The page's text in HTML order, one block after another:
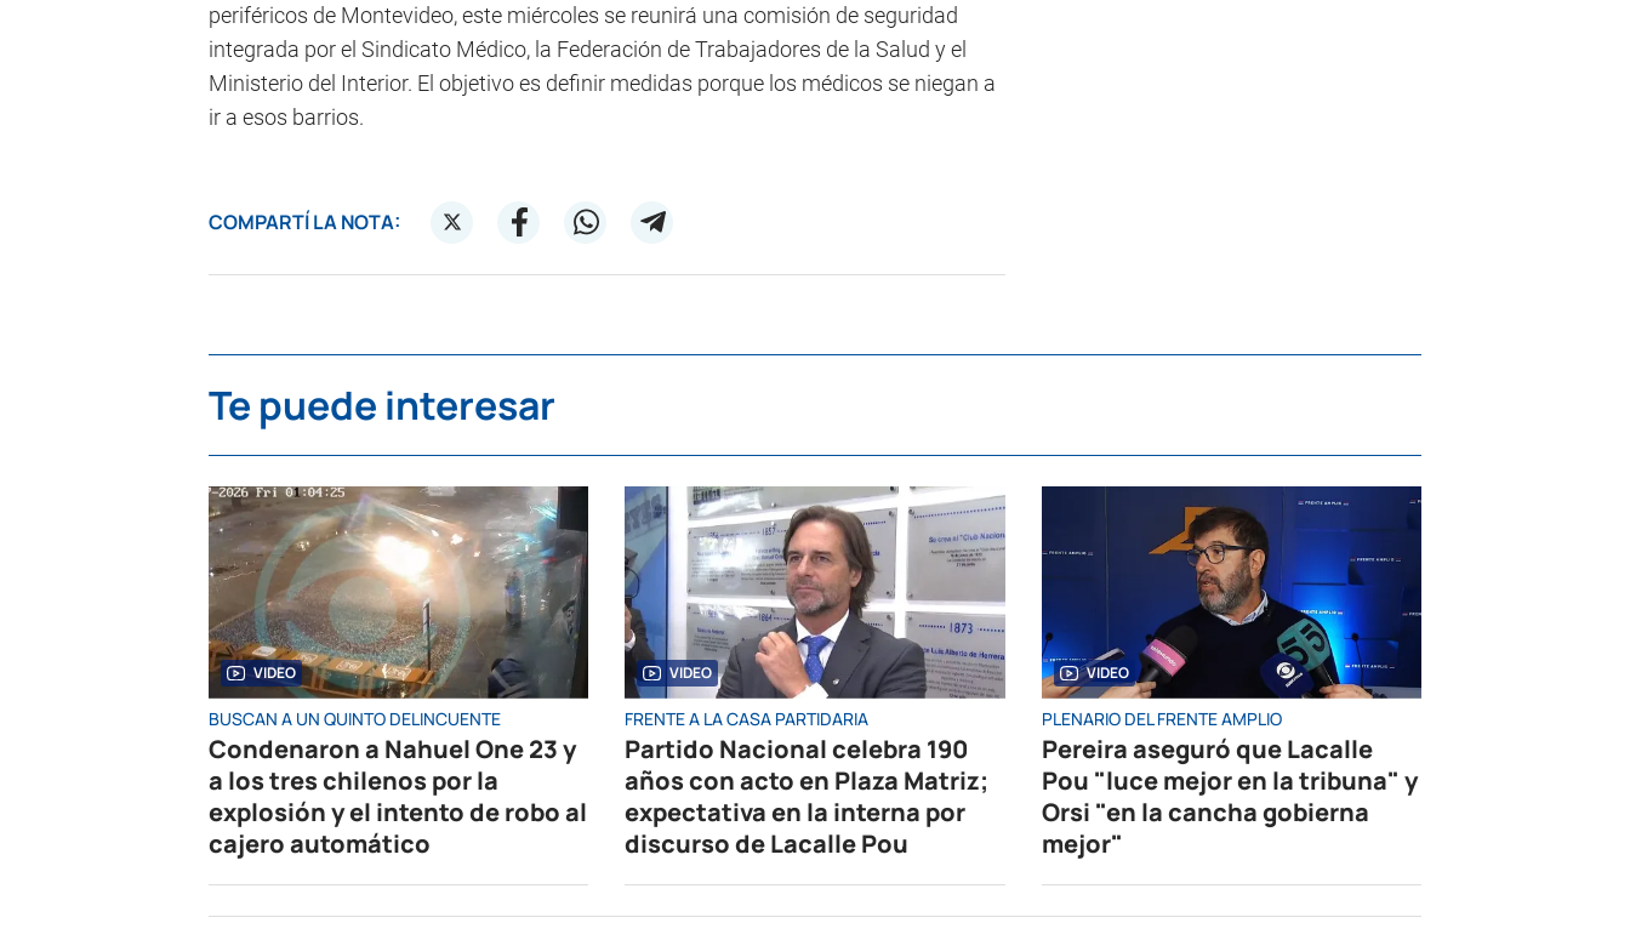
periféricos de Montevideo, este miércoles se reunirá una comisión de seguridad
integrada por el Sindicato Médico, la Federación de Trabajadores de la Salud y el
Ministerio del Interior. El objetivo es definir medidas porque los médicos se niegan a
ir a esos barrios.
COMPARTÍ LA NOTA:
Te puede interesar
VIDEO
BUSCAN A UN QUINTO DELINCUENTE
Condenaron a Nahuel One 23 y
a los tres chilenos por la
explosión y el intento de robo al
cajero automático
VIDEO
FRENTE A LA CASA PARTIDARIA
Partido Nacional celebra 190
años con acto en Plaza Matriz;
expectativa en la interna por
discurso de Lacalle Pou
VIDEO
PLENARIO DEL FRENTE AMPLIO
Pereira aseguró que Lacalle
Pou "luce mejor en la tribuna" y
Orsi "en la cancha gobierna
mejor"